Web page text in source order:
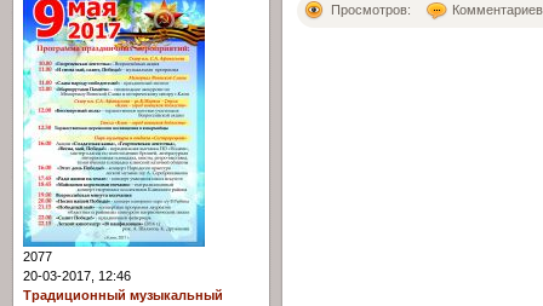
Просмотров:
2077
20-03-2017, 12:46
Традиционный музыкальный